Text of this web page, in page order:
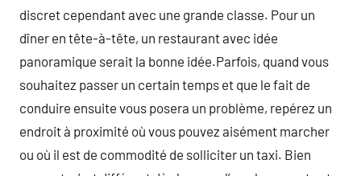
discret cependant avec une grande classe. Pour un
dîner en tête-à-tête, un restaurant avec idée
panoramique serait la bonne idée.Parfois, quand vous
souhaitez passer un certain temps et que le fait de
conduire ensuite vous posera un problème, repérez un
endroit à proximité où vous pouvez aisément marcher
ou où il est de commodité de solliciter un taxi. Bien